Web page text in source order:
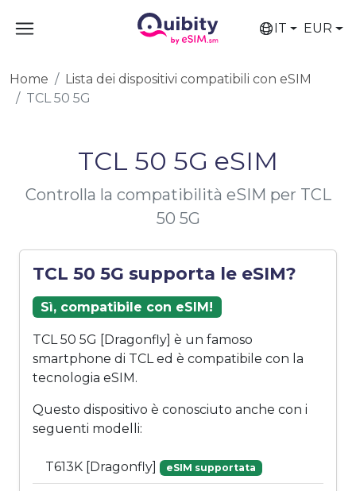
IT EUR
Home
Lista dei dispositivi compatibili con eSIM
TCL 50 5G
TCL 50 5G eSIM
Controlla la compatibilità eSIM per TCL
50 5G
TCL 50 5G supporta le eSIM?
Sì, compatibile con eSIM!
TCL 50 5G [Dragonfly] è un famoso
smartphone di TCL ed è compatibile con la
tecnologia eSIM.
Questo dispositivo è conosciuto anche con i
seguenti modelli:
T613K [Dragonfly] eSIM supportata